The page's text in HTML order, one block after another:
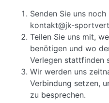
Senden Sie uns
kontakt@jk-
Teilen Sie uns mit,
benötigen und wo
Verlegen stattfinden
Wir werden uns
Verbindung setzen,
zu besprechen.